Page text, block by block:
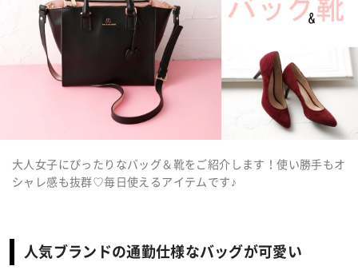
大人女子にぴったりなバッグ＆靴をご紹介します！使い勝手もオ
シャレ感も抜群♡毎日使えるアイテムです♪
人気ブランドの通勤仕様なバッグが可愛い